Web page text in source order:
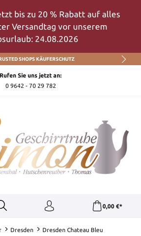
bis zu 20 % Rabatt auf alles
Versandtag vor unserem
24.08.2026
SHOPS KÄUFERSCHUTZ
Rufen Sie uns jetzt an:
0 9642 - 70 29 782
0,00 €*
Dresden Dresden Chateau Bleu